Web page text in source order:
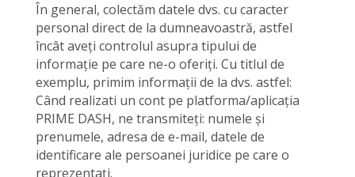
În general, colectăm datele dvs. cu caracter
personal direct de la dumneavoastră, astfel
încât aveți controlul asupra tipului de
informație pe care ne-o oferiți. Cu titlul de
exemplu, primim informații de la dvs. astfel:
Când realizati un cont pe platforma/aplicația
PRIME DASH, ne transmiteți: numele și
prenumele, adresa de e-mail, datele de
identificare ale persoanei juridice pe care o
reprezentați.